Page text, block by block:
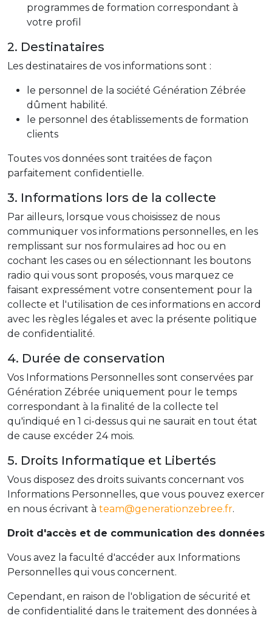
programmes de formation correspondant à
votre profil
2. Destinataires
Les destinataires de vos informations sont :
le personnel de la société Génération Zébrée
dûment habilité.
le personnel des établissements de formation
clients
Toutes vos données sont traitées de façon
parfaitement confidentielle.
3. Informations lors de la collecte
Par ailleurs, lorsque vous choisissez de nous
communiquer vos informations personnelles, en les
remplissant sur nos formulaires ad hoc ou en
cochant les cases ou en sélectionnant les boutons
radio qui vous sont proposés, vous marquez ce
faisant expressément votre consentement pour la
collecte et l'utilisation de ces informations en accord
avec les règles légales et avec la présente politique
de confidentialité.
4. Durée de conservation
Vos Informations Personnelles sont conservées par
Génération Zébrée uniquement pour le temps
correspondant à la finalité de la collecte tel
qu'indiqué en 1 ci-dessus qui ne saurait en tout état
de cause excéder 24 mois.
5. Droits Informatique et Libertés
Vous disposez des droits suivants concernant vos
Informations Personnelles, que vous pouvez exercer
en nous écrivant à team@generationzebree.fr.
Droit d'accès et de communication des données
Vous avez la faculté d'accéder aux Informations
Personnelles qui vous concernent.
Cependant, en raison de l'obligation de sécurité et
de confidentialité dans le traitement des données à